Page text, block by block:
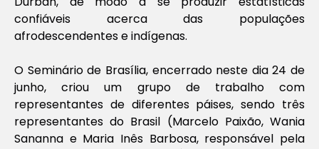
confiáveis acerca das populações
afrodescendentes e indígenas.
O Seminário de Brasília, encerrado neste dia 24 de
junho, criou um grupo de trabalho com
representantes de diferentes páises, sendo três
representantes do Brasil (Marcelo Paixão, Wania
Sananna e Maria Inês Barbosa, responsável pela